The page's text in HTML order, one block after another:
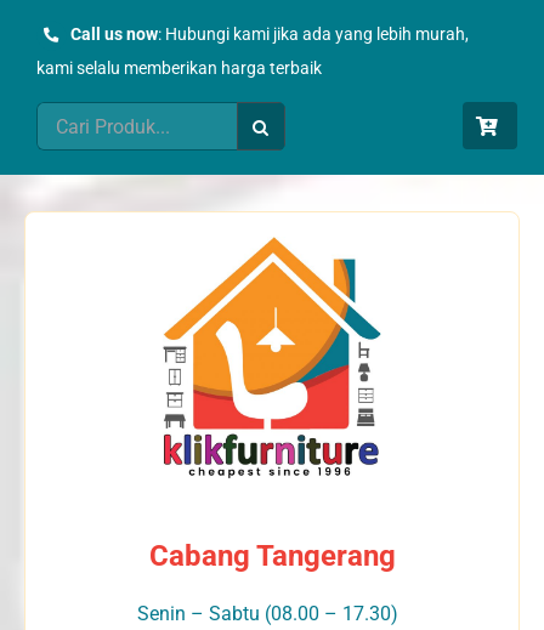
Call us now: Hubungi kami jika ada yang lebih murah,
kami selalu memberikan harga terbaik
Search
for:
Cabang Tangerang
Senin – Sabtu (08.00 – 17.30)